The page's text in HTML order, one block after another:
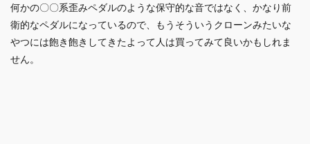
何かの〇〇系歪みペダルのような保守的な音ではなく、かなり前
衛的なペダルになっているので、もうそういうクローンみたいな
やつには飽き飽きしてきたよって人は買ってみて良いかもしれま
せん。